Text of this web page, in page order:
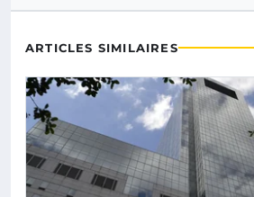
ARTICLES SIMILAIRES